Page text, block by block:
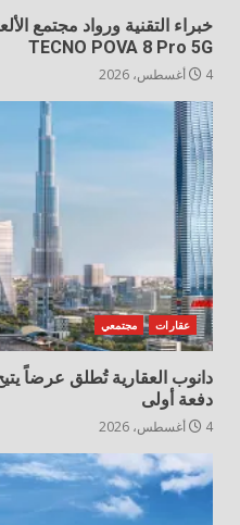
خبراء التقنية ورواد مجتمع
TECNO POVA 8 Pro 5G
4 أغسطس، 2026
عقارات مجتمعي
دانوب العقارية تُطلق عرضاً
دفعة أولى
4 أغسطس، 2026